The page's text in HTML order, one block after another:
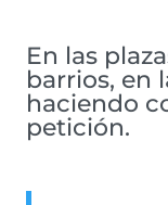
En las
barrios, en
haciendo
petición.